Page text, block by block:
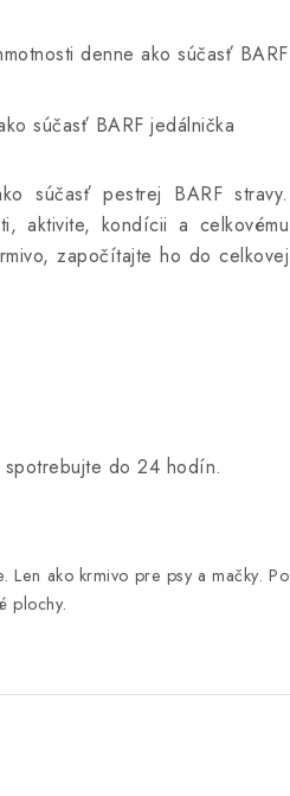
denne ako súčasť BARF
súčasť BARF jedálnička
súčasť pestrej BARF stravy.
aktivite, kondícii a celkovému
započítajte ho do celkovej
do 24 hodín.
Len ako krmivo pre psy a mačky. Po
plochy.